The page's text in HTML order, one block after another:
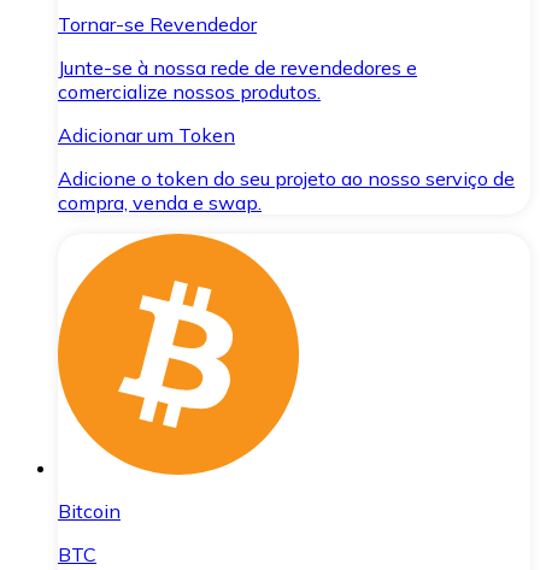
Tornar-se Revendedor
Junte-se à nossa rede de revendedores e
comercialize nossos produtos.
Adicionar um Token
Adicione o token do seu projeto ao nosso serviço de
compra, venda e swap.
Bitcoin
BTC